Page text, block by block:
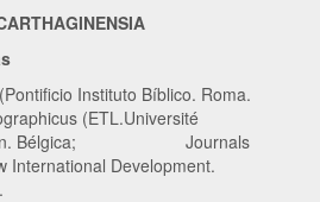
Instituto Bíblico. Roma.
(ETL.Université
Bélgica; Journals
International Development.